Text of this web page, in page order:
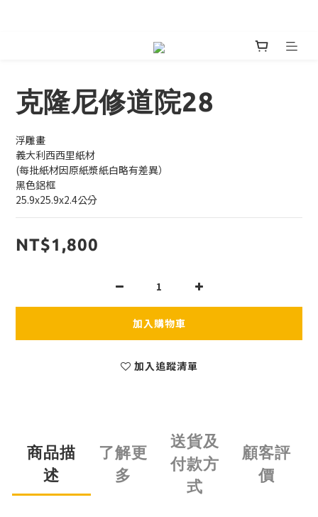
克隆尼修道院28
浮雕畫
義大利西西里紙材
(每批紙材因原紙漿紙白略有差異）
黑色鋁框
25.9x25.9x2.4公分
NT$1,800
加入購物車
加入追蹤清單
商品描
述
了解更
多
送貨及
付款方
式
顧客評
價